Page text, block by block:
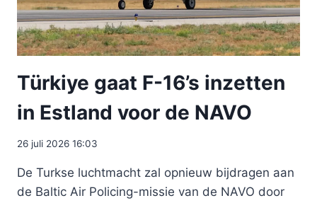
Türkiye gaat F-16’s inzetten
in Estland voor de NAVO
26 juli 2026 16:03
De Turkse luchtmacht zal opnieuw bijdragen aan
de Baltic Air Policing-missie van de NAVO door